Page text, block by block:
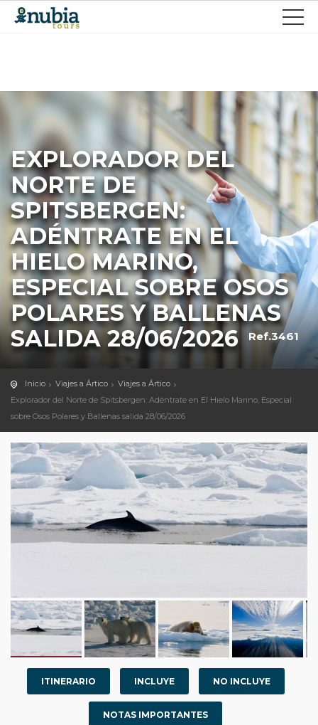
EXPLORADOR DEL
NORTE DE
SPITSBERGEN:
ADÉNTRATE EN EL
HIELO MARINO,
ESPECIAL SOBRE OSOS
POLARES Y BALLENAS
SALIDA 28/06/2026
Ref.3461
Inicio Viajes a Ártico
Viajes a Ártico
Explorador del Norte de Spitsbergen: Adéntrate en El Hielo Marino, Especial
sobre Osos Polares y Ballenas salida 28/06/2026
ITINERARIO INCLUYE NO INCLUYE
NOTAS IMPORTANTES